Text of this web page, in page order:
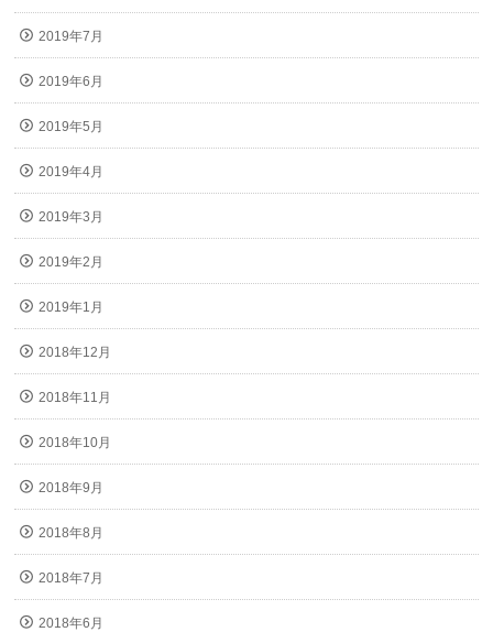
2019年7月
2019年6月
2019年5月
2019年4月
2019年3月
2019年2月
2019年1月
2018年12月
2018年11月
2018年10月
2018年9月
2018年8月
2018年7月
2018年6月